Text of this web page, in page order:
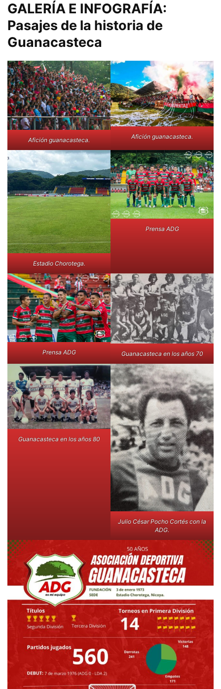
GALERÍA E INFOGRAFÍA:
Pasajes de la historia de
Guanacasteca
Afición guanacasteca. Afición guanacasteca.
Estadio Chorotega.
Prensa ADG
Prensa ADG Guanacasteca en los años 70
Guanacasteca en los años 80
Julio César Pocho Cortés con la
ADG.